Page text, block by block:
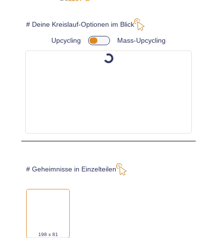
# Deine Kreislauf-Optionen im Blick
Upcycling Mass-Upcycling
aus dieser Galerie*:
aus dieser Galerie*:
# Geheimnisse in Einzelteilen
198 x 81